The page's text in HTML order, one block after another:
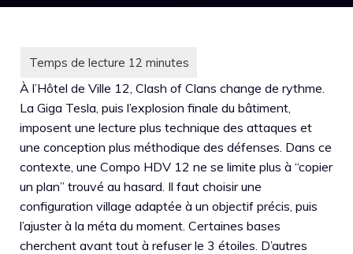
À l’Hôtel de Ville 12, Clash of Clans change de rythme.
La Giga Tesla, puis l’explosion finale du bâtiment,
imposent une lecture plus technique des attaques et
une conception plus méthodique des défenses. Dans ce
contexte, une Compo HDV 12 ne se limite plus à “copier
un plan” trouvé au hasard. Il faut choisir une
configuration village adaptée à un objectif précis, puis
l’ajuster à la méta du moment. Certaines bases
cherchent avant tout à refuser le 3 étoiles. D’autres